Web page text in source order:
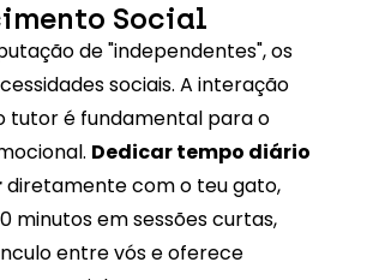
Social
de "independentes", os
sociais. A interação
tutor é fundamental para o
Dedicar tempo diário
diretamente com o teu gato,
minutos em sessões curtas,
entre vós e oferece